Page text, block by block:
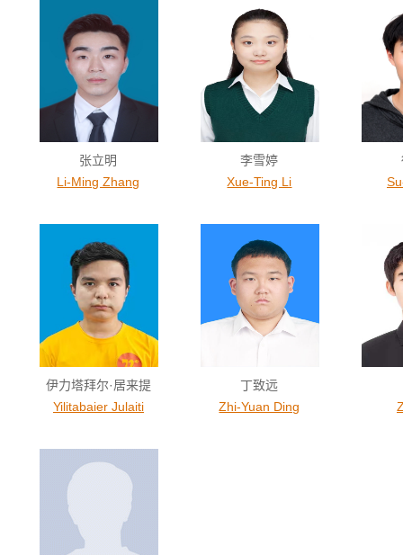
张立明
Li-Ming Zhang
李雪婷
Xue-Ting Li
伊力塔拜尔·居来提
Yilitabaier Julaiti
丁致远
Zhi-Yuan Ding